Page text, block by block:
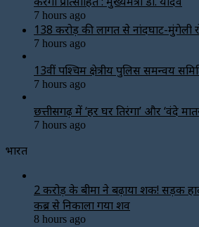
7 hours ago
138 करोड़ की लागत से नांदघाट-मुंगेली
7 hours ago
13वीं पश्चिम क्षेत्रीय पुलिस समन्वय
7 hours ago
छत्तीसगढ़ में ‘हर घर तिरंगा’ और ‘वंदे
7 hours ago
भारत
2 करोड़ के बीमा ने बढ़ाया शक! सड़क
कब्र से निकाला गया शव
8 hours ago